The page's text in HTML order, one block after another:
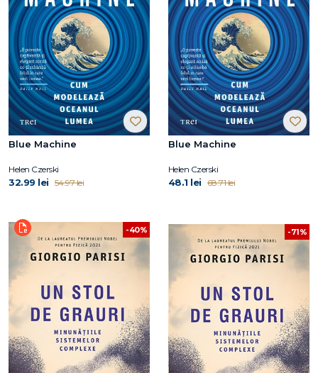
Blue Machine
Helen Czerski
32.99 lei 54.97 lei
Blue Machine
Helen Czerski
48.1 lei 68.71 lei
-40% -71%